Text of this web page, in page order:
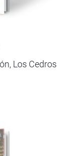
Los Cedros